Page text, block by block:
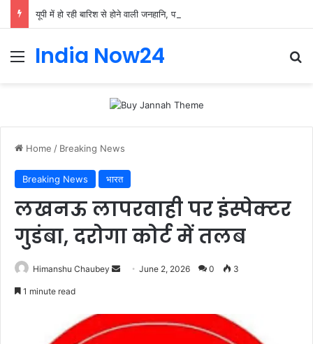
India Now24
Home / Breaking News
Breaking News भारत
लखनऊ लापरवाही पर इंस्पेक्टर
गुडंबा, दरोगा कोर्ट में तलब
Himanshu Chaubey June 2, 2026 0 3
1 minute read